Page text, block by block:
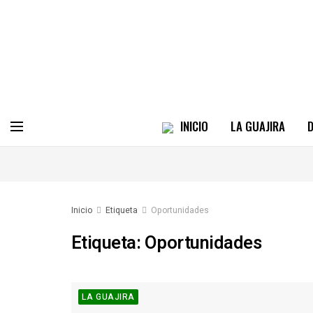
INICIO LA GUAJIRA
Inicio Etiqueta Oportunidades
Etiqueta:Oportunidades
LA GUAJIRA